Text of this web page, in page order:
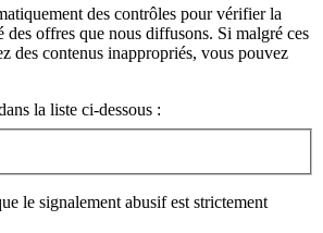
des contrôles pour vérifier la
des offres que nous diffusons. Si malgré ces
des contenus inappropriés, vous pouvez
la liste ci-dessous :
le signalement abusif est strictement